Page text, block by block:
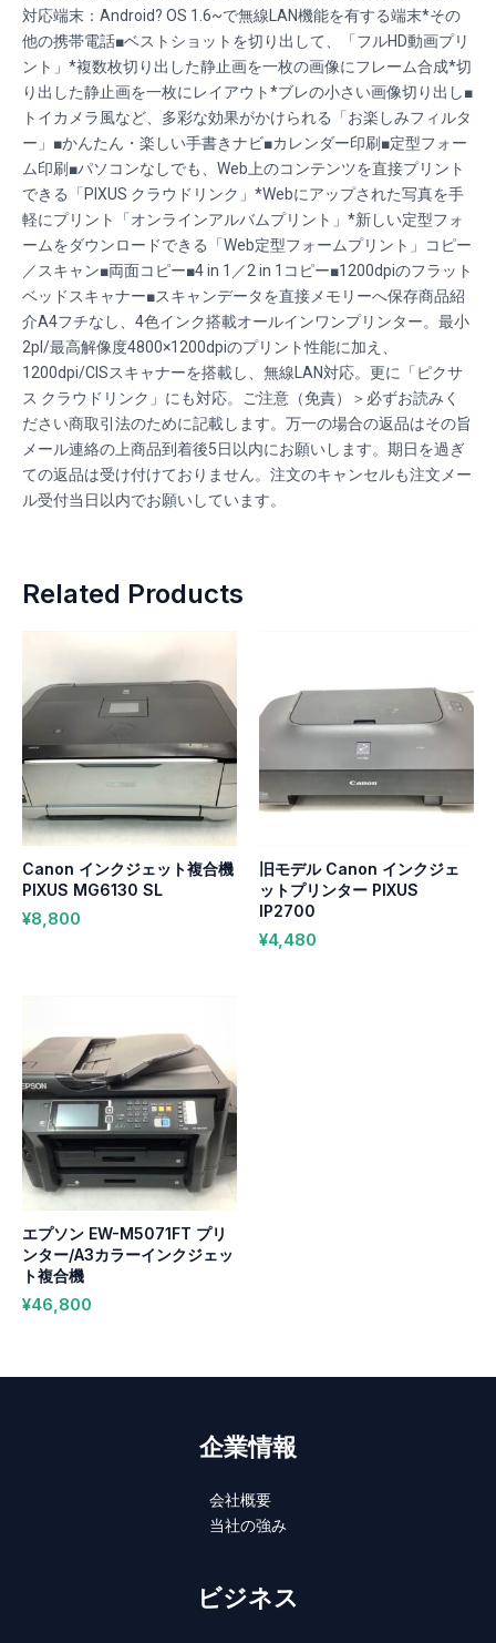
対応端末：Android? OS 1.6~で無線LAN機能を有する端末*その
他の携帯電話■ベストショットを切り出して、「フルHD動画プリ
ント」*複数枚切り出した静止画を一枚の画像にフレーム合成*切
り出した静止画を一枚にレイアウト*ブレの小さい画像切り出し■
トイカメラ風など、多彩な効果がかけられる「お楽しみフィルタ
ー」■かんたん・楽しい手書きナビ■カレンダー印刷■定型フォー
ム印刷■パソコンなしでも、Web上のコンテンツを直接プリント
できる「PIXUS クラウドリンク」*Webにアップされた写真を手
軽にプリント「オンラインアルバムプリント」*新しい定型フォ
ームをダウンロードできる「Web定型フォームプリント」コピー
／スキャン■両面コピー■4 in 1／2 in 1コピー■1200dpiのフラット
ベッドスキャナー■スキャンデータを直接メモリーへ保存商品紹
介A4フチなし、4色インク搭載オールインワンプリンター。最小
2pl/最高解像度4800×1200dpiのプリント性能に加え、
1200dpi/CISスキャナーを搭載し、無線LAN対応。更に「ピクサ
ス クラウドリンク」にも対応。ご注意（免責）＞必ずお読みく
ださい商取引法のために記載します。万一の場合の返品はその旨
メール連絡の上商品到着後5日以内にお願いします。期日を過ぎ
ての返品は受け付けておりません。注文のキャンセルも注文メー
ル受付当日以内でお願いしています。
Related Products
Canon インクジェット複合機
PIXUS MG6130 SL
¥8,800
旧モデル Canon インクジェ
ットプリンター PIXUS
IP2700
¥4,480
エプソン EW-M5071FT プリ
ンター/A3カラーインクジェッ
ト複合機
¥46,800
企業情報
会社概要
当社の強み
ビジネス